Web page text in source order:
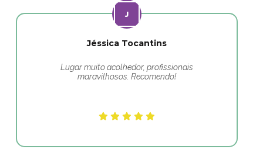
Jéssica Tocantins
Lugar muito acolhedor, profissionais
maravilhosos. Recomendo!